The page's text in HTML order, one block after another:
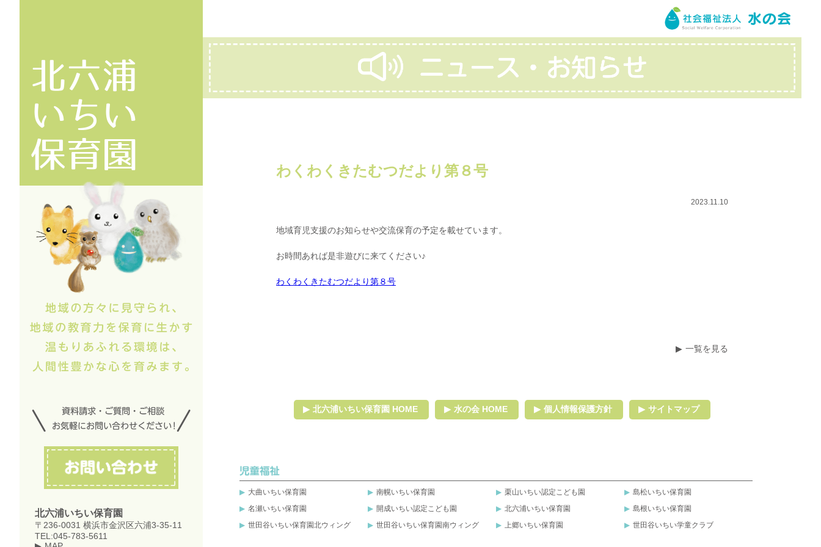
北六浦いちい保育園
〒236-0031 横浜市金沢区六浦3-35-11
TEL:045-783-5611
わくわくきたむつだより第８号
2023.11.10
地域育児支援のお知らせや交流保育の予定を載せています。
お時間あれば是非遊びに来てください♪
わくわくきたむつだより第８号
一覧を見る
北六浦いちい保育園 HOME 水の会 HOME 個人情報保護方針 サイトマップ
大曲いちい保育園 南幌いちい保育園 栗山いちい認定こども園
島松いちい保育園
名瀬いちい保育園
開成いちい認定こども園 北六浦いちい保育園
島根いちい保育園
世田谷いちい保育園北ウィング
世田谷いちい保育園南ウィング 上郷いちい保育園 世田谷いちい学童クラブ